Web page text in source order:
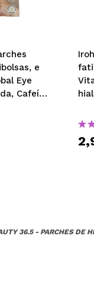
e
Eye
Cafeína
36.5 - PARCHES DE